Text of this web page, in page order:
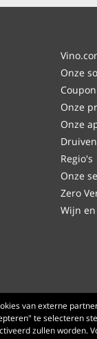
Onze
Coupon
Onze
Onze
Regio's
Onze
Zero
Wijn
Tuscany
119 ms
VINO.COM 3ND
van externe
te selecteren
zullen worden.